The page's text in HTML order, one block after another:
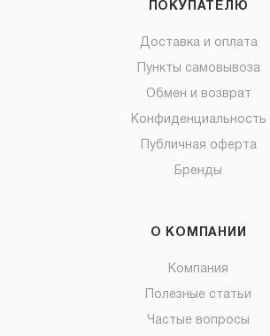
ПОКУПАТЕЛЮ
Доставка и оплата
Пункты самовывоза
Обмен и возврат
Конфиденциальность
Публичная оферта
Бренды
О КОМПАНИИ
Компания
Полезные статьи
Частые вопросы